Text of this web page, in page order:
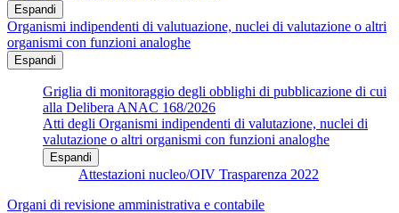
Espandi
Organismi indipendenti di valutuazione, nuclei di valutazione o altri
organismi con funzioni analoghe
Espandi
Griglia di monitoraggio degli obblighi di pubblicazione di cui
alla Delibera ANAC 168/2026
Atti degli Organismi indipendenti di valutazione, nuclei di
valutazione o altri organismi con funzioni analoghe
Espandi
Attestazioni nucleo/OIV Trasparenza 2022
Organi di revisione amministrativa e contabile